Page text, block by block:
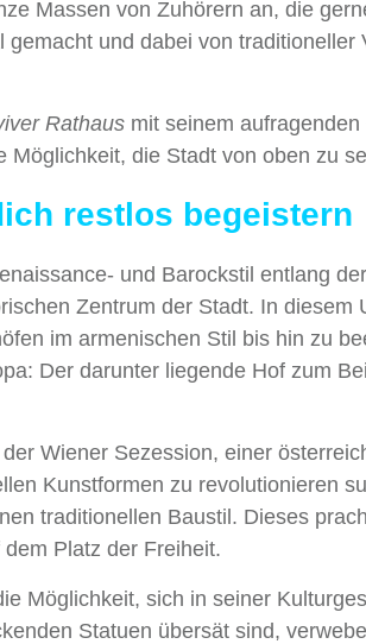
Massen von Zuhörern an, die
und dabei von traditioneller
Rathaus mit seinem
die Stadt von oben zu
restlos begeistern
und Barockstil entlang
Zentrum der Stadt. In diesem
im armenischen Stil bis hin zu
Der darunter liegende Hof zum
Wiener Sezession, einer
Kunstformen zu revolutionieren
traditionellen Baustil. Dieses
Platz der Freiheit.
Möglichkeit, sich in seiner
Statuen übersät sind,